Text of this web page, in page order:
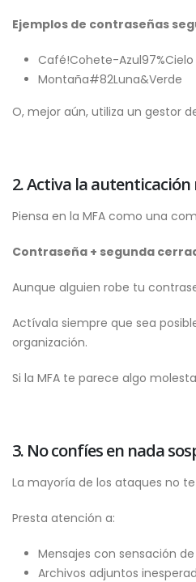
Ejemplos de contraseñas
Café!Cohete-Azul97%Cielo
Montaña#82Luna&Verde
O, mejor aún, utiliza un gestor
2. Activa la
Piensa en la MFA como una
Contraseña + segunda
Aunque alguien robe tu
Actívala siempre que sea
organización.
Si la MFA te parece algo
3. No confíes en nada
La mayoría de los ataques no
Presta atención a:
Mensajes con sensación
Archivos adjuntos